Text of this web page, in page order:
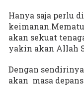
Hanya saja perlu
akan sekuat
yakin akan Allah
Dengan
akan masa